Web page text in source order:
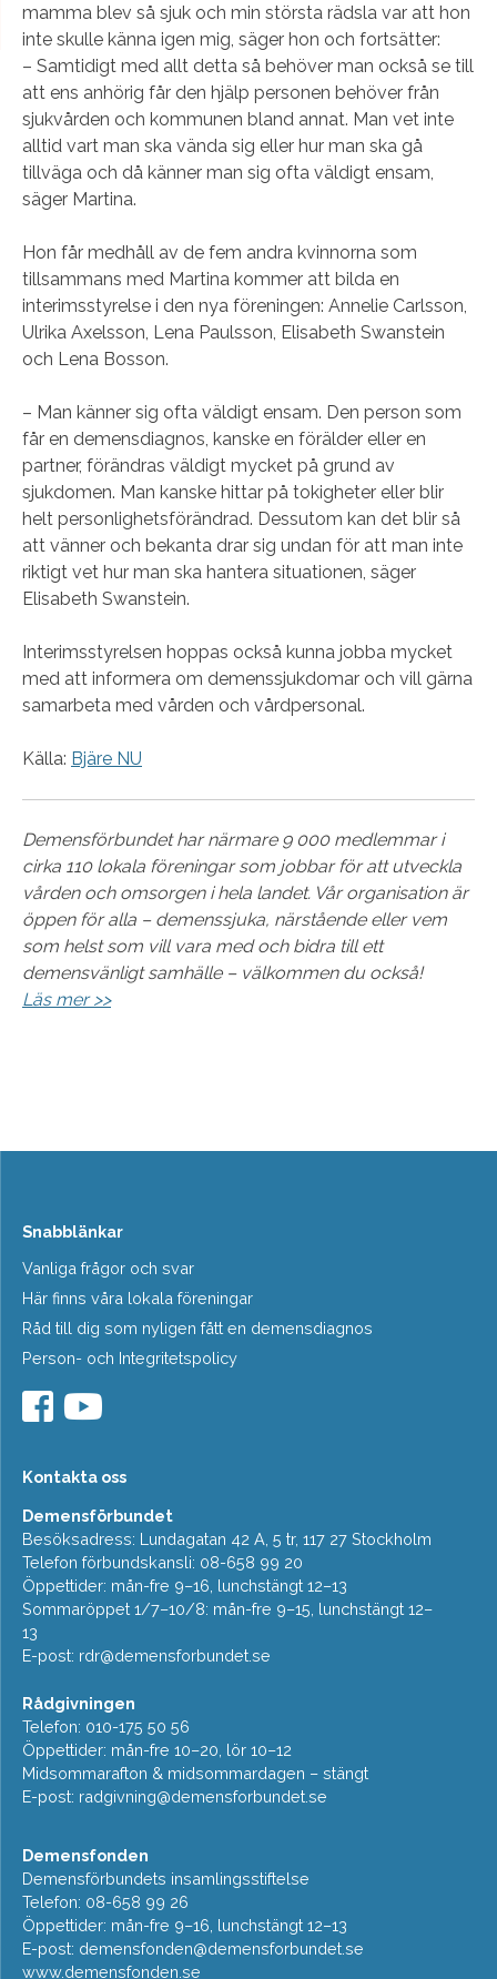
mamma blev så sjuk och min största rädsla var att hon
inte skulle känna igen mig, säger hon och fortsätter:
– Samtidigt med allt detta så behöver man också se till
att ens anhörig får den hjälp personen behöver från
sjukvården och kommunen bland annat. Man vet inte
alltid vart man ska vända sig eller hur man ska gå
tillväga och då känner man sig ofta väldigt ensam,
säger Martina.
Hon får medhåll av de fem andra kvinnorna som
tillsammans med Martina kommer att bilda en
interimsstyrelse i den nya föreningen: Annelie Carlsson,
Ulrika Axelsson, Lena Paulsson, Elisabeth Swanstein
och Lena Bosson.
– Man känner sig ofta väldigt ensam. Den person som
får en demensdiagnos, kanske en förälder eller en
partner, förändras väldigt mycket på grund av
sjukdomen. Man kanske hittar på tokigheter eller blir
helt personlighetsförändrad. Dessutom kan det blir så
att vänner och bekanta drar sig undan för att man inte
riktigt vet hur man ska hantera situationen, säger
Elisabeth Swanstein.
Interimsstyrelsen hoppas också kunna jobba mycket
med att informera om demenssjukdomar och vill gärna
samarbeta med vården och vårdpersonal.
Källa: Bjäre NU
Demensförbundet har närmare 9 000 medlemmar i
cirka 110 lokala föreningar som jobbar för att utveckla
vården och omsorgen i hela landet. Vår organisation är
öppen för alla – demenssjuka, närstående eller vem
som helst som vill vara med och bidra till ett
demensvänligt samhälle – välkommen du också!
Läs mer >>
Snabblänkar
Vanliga frågor och svar
Här finns våra lokala föreningar
Råd till dig som nyligen fått en demensdiagnos
Person- och Integritetspolicy
Kontakta oss
Demensförbundet
Besöksadress: Lundagatan 42 A, 5 tr, 117 27 Stockholm
Telefon förbundskansli: 08-658 99 20
Öppettider: mån-fre 9–16, lunchstängt 12–13
Sommaröppet 1/7–10/8: mån-fre 9–15, lunchstängt 12–
13
E-post: rdr@demensforbundet.se
Rådgivningen
Telefon: 010-175 50 56
Öppettider: mån-fre 10–20, lör 10–12
Midsommarafton & midsommardagen – stängt
E-post: radgivning@demensforbundet.se
Demensfonden
Demensförbundets insamlingsstiftelse
Telefon: 08-658 99 26
Öppettider: mån-fre 9–16, lunchstängt 12–13
E-post: demensfonden@demensforbundet.se
www.demensfonden.se